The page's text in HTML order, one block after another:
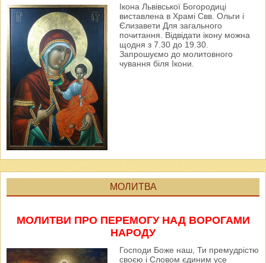
Ікона Львівської Богородиці
виставлена в Храмі Свв. Ольги і
Єлизавети Для загального
почитання. Відвідати ікону можна
щодня з 7.30 до 19.30.
Запрошуємо до молитовного
чування біля Ікони.
МОЛИТВА
МОЛИТВИ ПРО ПЕРЕМОГУ НАД ВОРОГАМИ
НАРОДУ
Господи Боже наш, Ти премудрістю
своєю і Словом єдиним усе